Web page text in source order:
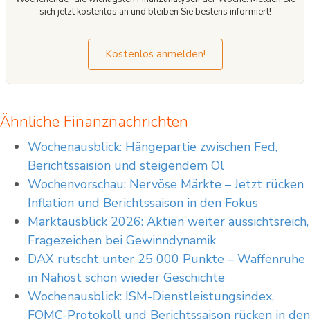
sich jetzt kostenlos an und bleiben Sie bestens informiert!
Kostenlos anmelden!
Ähnliche Finanznachrichten
Wochenausblick: Hängepartie zwischen Fed,
Berichtssaision und steigendem Öl
Wochenvorschau: Nervöse Märkte – Jetzt rücken
Inflation und Berichtssaison in den Fokus
Marktausblick 2026: Aktien weiter aussichtsreich,
Fragezeichen bei Gewinndynamik
DAX rutscht unter 25 000 Punkte – Waffenruhe
in Nahost schon wieder Geschichte
Wochenausblick: ISM-Dienstleistungsindex,
FOMC-Protokoll und Berichtssaison rücken in den